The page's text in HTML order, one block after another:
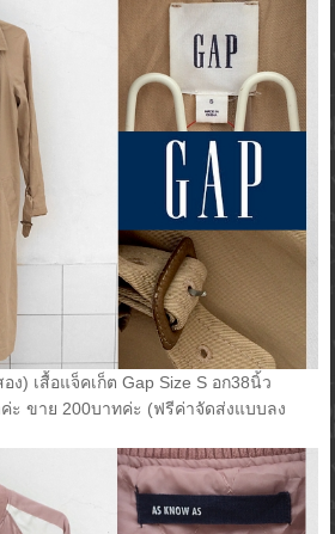
ง) เสื้อแจ็คเก็ต Gap Size S อก38นิ้ว
ะ ขาย 200บาทค่ะ (ฟรีค่าจัดส่งแบบลง